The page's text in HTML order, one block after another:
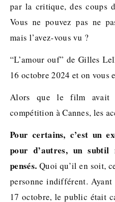
par la critique, des coups
Vous ne pouvez pas ne
mais l’avez-vous vu ?
“L’amour ouf” de Gilles
16 octobre 2024 et on vous
Alors que le film avait
compétition à Cannes, les
Pour certains, c’est un
pour d’autres, un subtil
pensés. Quoi qu’il en soit,
personne indifférent.
17 octobre, le public était